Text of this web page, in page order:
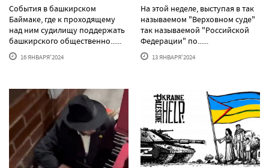
События в башкирском
Баймаке, где к проходящему
над ним судилищу поддержать
башкирского общественно......
16 ЯНВАРЯ'2024
На этой неделе, выступая в так
называемом "Верховном суде"
так называемой "Российской
Федерации" по......
13 ЯНВАРЯ'2024